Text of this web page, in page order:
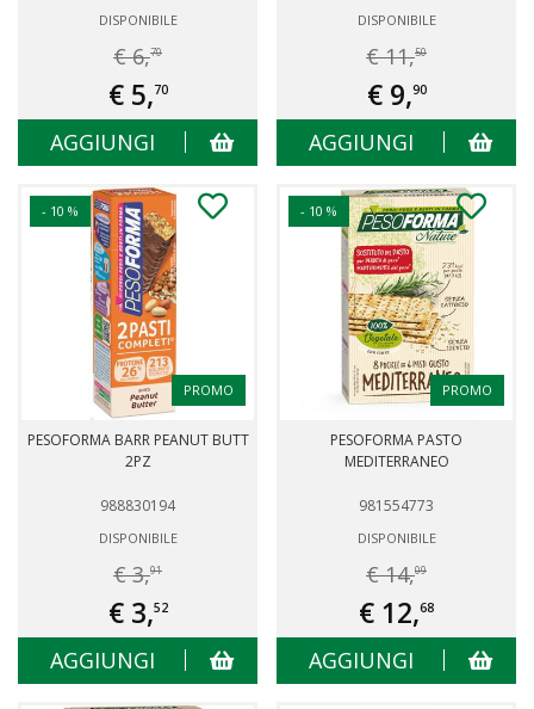
DISPONIBILE
€ 6,70
€ 5,70
AGGIUNGI
DISPONIBILE
€ 11,50
€ 9,90
AGGIUNGI
- 10 %
PROMO
PESOFORMA BARR PEANUT BUTT
2PZ
988830194
DISPONIBILE
€ 3,91
€ 3,52
AGGIUNGI
- 10 %
PROMO
PESOFORMA PASTO
MEDITERRANEO
981554773
DISPONIBILE
€ 14,09
€ 12,68
AGGIUNGI